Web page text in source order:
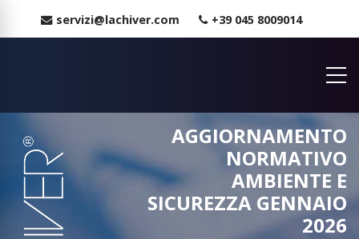
servizi@lachiver.com +39 045 8009014
AGGIORNAMENTO
NORMATIVO
AMBIENTE E
SICUREZZA GENNAIO
2026